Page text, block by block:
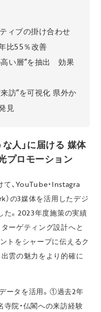
ィブの掛け合わせ
比55％改善
高い層”を抽出 効果
訪”を可視化 県外か
見
人」に届ける 媒体
プロモーション
、YouTube・Instagra
の3媒体を活用したデジ
た。2023年度施策の実績
ーゲティング設計へと
トをシャープに伝えるク
雲の魅力をより的確に
ータを活用。①過去2年
院・仏閣への来訪経験